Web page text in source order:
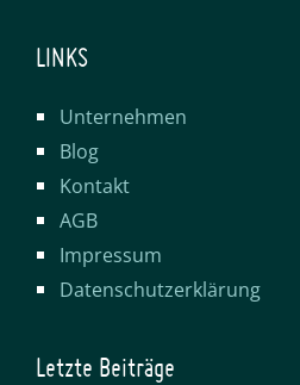
LINKS
Unternehmen
Blog
Kontakt
AGB
Impressum
Datenschutzerklärung
Letzte Beiträge